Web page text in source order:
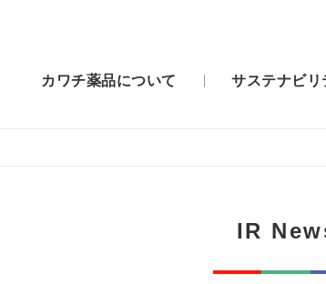
カワチ薬品について サステナビリ
IR